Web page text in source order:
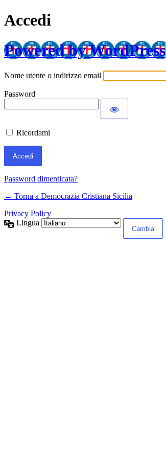
Accedi
Powered by WordPress
Nome utente o indirizzo email
Password
Ricordami
Password dimenticata?
← Torna a Democrazia Cristiana Sicilia
Privacy Policy
Lingua